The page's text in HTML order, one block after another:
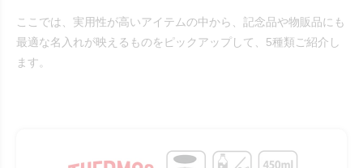
ここでは、実用性が高いアイテムの中から、記念品や物販品にも
最適な名入れが映えるものをピックアップして、5種類ご紹介し
ます。